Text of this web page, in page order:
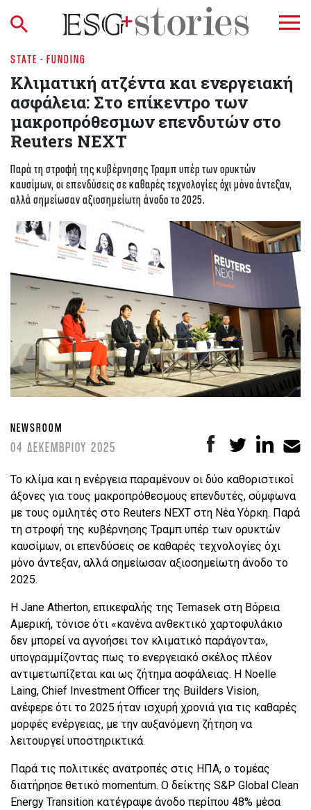
STATE - FUNDING
Κλιματική ατζέντα και ενεργειακή
ασφάλεια: Στο επίκεντρο των
μακροπρόθεσμων επενδυτών στο
Reuters NEXT
Παρά τη στροφή της κυβέρνησης Τραμπ υπέρ των ορυκτών
καυσίμων, οι επενδύσεις σε καθαρές τεχνολογίες όχι μόνο άντεξαν,
αλλά σημείωσαν αξιοσημείωτη άνοδο το 2025.
NEWSROOM
04 ΔΕΚΕΜΒΡΙΟΥ 2025
Το κλίμα και η ενέργεια παραμένουν οι δύο καθοριστικοί
άξονες για τους μακροπρόθεσμους επενδυτές, σύμφωνα
με τους ομιλητές στο Reuters NEXT στη Νέα Υόρκη. Παρά
τη στροφή της κυβέρνησης Τραμπ υπέρ των ορυκτών
καυσίμων, οι επενδύσεις σε καθαρές τεχνολογίες όχι
μόνο άντεξαν, αλλά σημείωσαν αξιοσημείωτη άνοδο το
2025.
Η Jane Atherton, επικεφαλής της Temasek στη Βόρεια
Αμερική, τόνισε ότι «κανένα ανθεκτικό χαρτοφυλάκιο
δεν μπορεί να αγνοήσει τον κλιματικό παράγοντα»,
υπογραμμίζοντας πως το ενεργειακό σκέλος πλέον
αντιμετωπίζεται και ως ζήτημα ασφάλειας. Η Noelle
Laing, Chief Investment Officer της Builders Vision,
ανέφερε ότι το 2025 ήταν ισχυρή χρονιά για τις καθαρές
μορφές ενέργειας, με την αυξανόμενη ζήτηση να
λειτουργεί υποστηρικτικά.
Παρά τις πολιτικές ανατροπές στις ΗΠΑ, ο τομέας
διατήρησε θετικό momentum. Ο δείκτης S&P Global Clean
Energy Transition κατέγραψε άνοδο περίπου 48% μέσα